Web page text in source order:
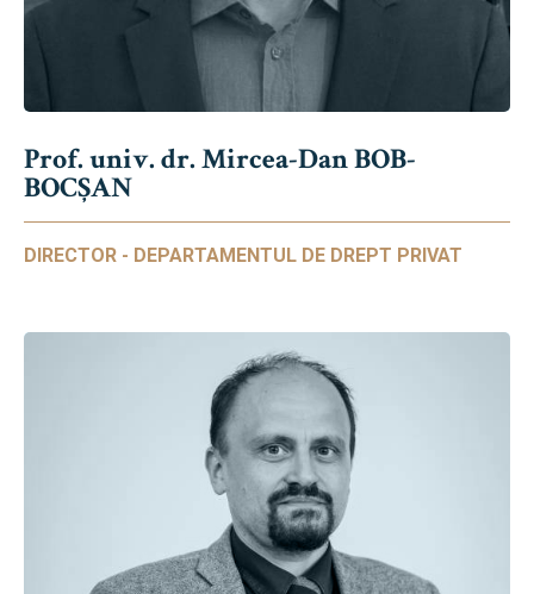
Prof. univ. dr. Mircea-Dan BOB-
BOCȘAN
DIRECTOR - DEPARTAMENTUL DE DREPT PRIVAT